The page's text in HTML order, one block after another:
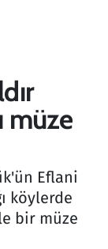
müze
Eflani
köylerde
bir müze